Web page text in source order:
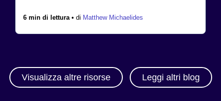
6 min di lettura • di Matthew Michaelides
Visualizza altre risorse Leggi altri blog